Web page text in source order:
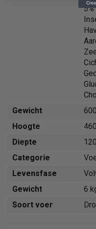
Gewicht
Hoogte
Diepte
Categorie
Levensfase
Gewicht
6
Soort voer